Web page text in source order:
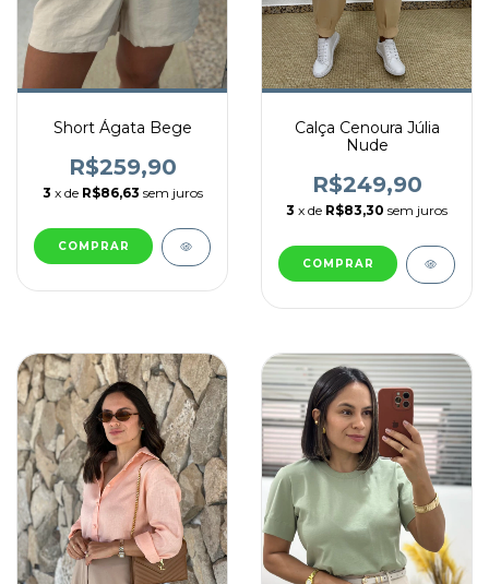
Short Ágata Bege
R$259,90
3 x de R$86,63 sem juros
COMPRAR
Calça Cenoura Júlia
Nude
R$249,90
3 x de R$83,30 sem juros
COMPRAR